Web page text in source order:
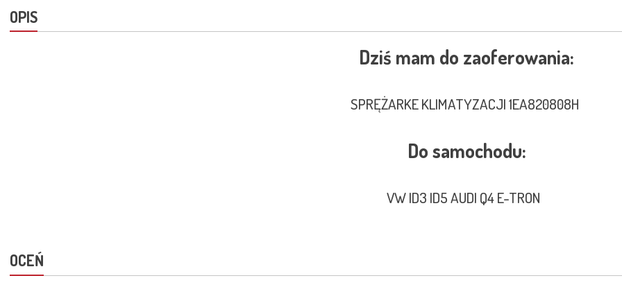
OPIS
Dziś mam do zaoferowania:
SPRĘŻARKE KLIMATYZACJI 1EA820808H
Do samochodu:
VW ID3 ID5 AUDI Q4 E-TRON
OCEŃ